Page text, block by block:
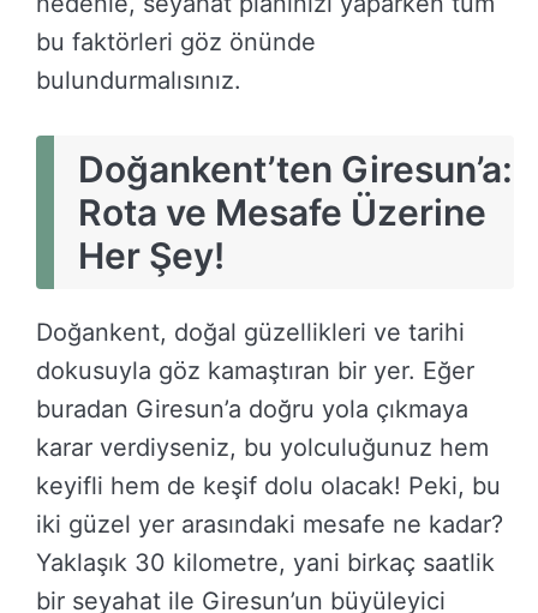
bu faktörleri göz önünde
bulundurmalısınız.
Doğankent’ten Giresun’a:
Rota ve Mesafe Üzerine
Her Şey!
Doğankent, doğal güzellikleri ve tarihi
dokusuyla göz kamaştıran bir yer. Eğer
buradan Giresun’a doğru yola çıkmaya
karar verdiyseniz, bu yolculuğunuz hem
keyifli hem de keşif dolu olacak! Peki, bu
iki güzel yer arasındaki mesafe ne kadar?
Yaklaşık 30 kilometre, yani birkaç saatlik
bir seyahat ile Giresun’un büyüleyici